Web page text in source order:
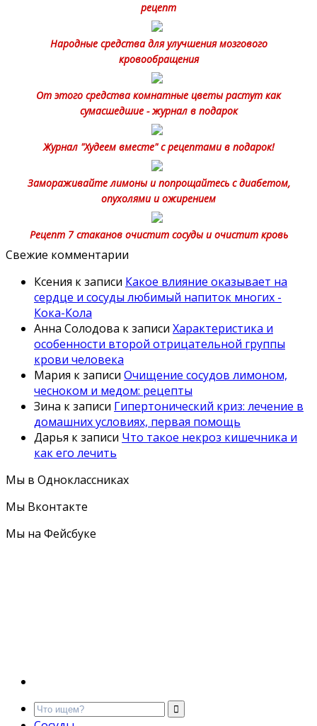
рецепт
Народные средства для улучшения мозгового
кровообращения
От этого средства комнатные цветы растут как
сумасшедшие - журнал в подарок
Журнал "Худеем вместе" с рецептами в подарок!
Замораживайте лимоны и попрощайтесь с диабетом,
опухолями и ожирением
Рецепт 7 стаканов очистит сосуды и очистит кровь
Свежие комментарии
Ксения к записи Какое влияние оказывает на
сердце и сосуды любимый напиток многих -
Кока-Кола
Анна Солодова к записи Характеристика и
особенности второй отрицательной группы
крови человека
Мария к записи Очищение сосудов лимоном,
чесноком и медом: рецепты
Зина к записи Гипертонический криз: лечение в
домашних условиях, первая помощь
Дарья к записи Что такое некроз кишечника и
как его лечить
Мы в Одноклассниках
Мы Вконтакте
Мы на Фейсбуке